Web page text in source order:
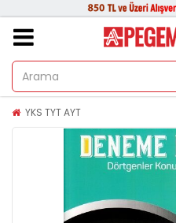
YKS TYT AYT